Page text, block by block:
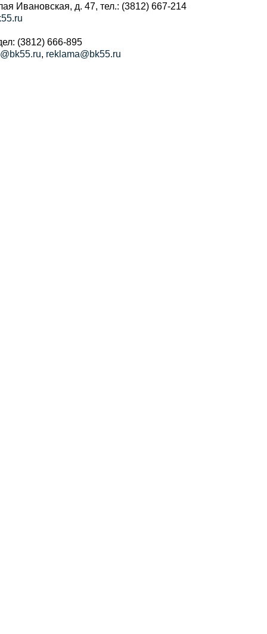
Ивановская, д. 47, тел.: (3812) 667-214
(3812) 666-895
, reklama@bk55.ru